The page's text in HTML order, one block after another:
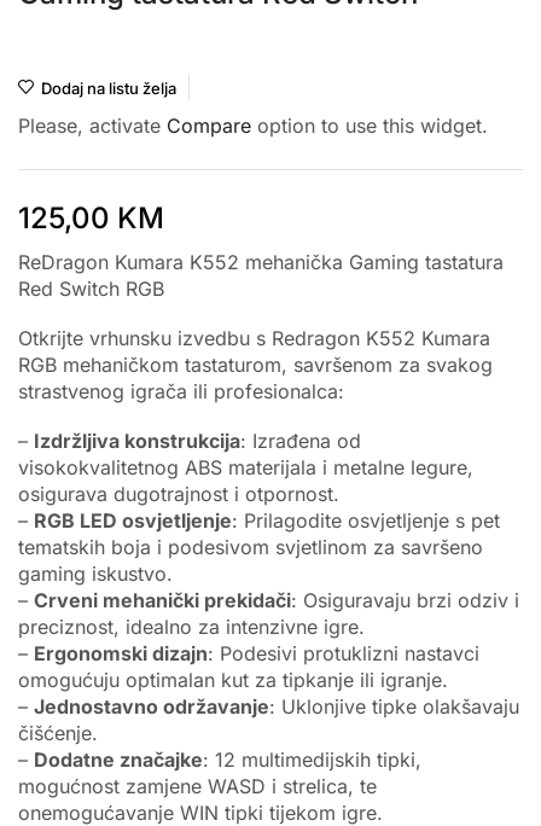
Dodaj na listu želja
Please, activate Compare option to use this widget.
125,00 KM
ReDragon Kumara K552 mehanička Gaming tastatura
Red Switch RGB
Otkrijte vrhunsku izvedbu s Redragon K552 Kumara
RGB mehaničkom tastaturom, savršenom za svakog
strastvenog igrača ili profesionalca:
– Izdržljiva konstrukcija: Izrađena od
visokokvalitetnog ABS materijala i metalne legure,
osigurava dugotrajnost i otpornost.
– RGB LED osvjetljenje: Prilagodite osvjetljenje s pet
tematskih boja i podesivom svjetlinom za savršeno
gaming iskustvo.
– Crveni mehanički prekidači: Osiguravaju brzi odziv i
preciznost, idealno za intenzivne igre.
– Ergonomski dizajn: Podesivi protuklizni nastavci
omogućuju optimalan kut za tipkanje ili igranje.
– Jednostavno održavanje: Uklonjive tipke olakšavaju
čišćenje.
– Dodatne značajke: 12 multimedijskih tipki,
mogućnost zamjene WASD i strelica, te
onemogućavanje WIN tipki tijekom igre.